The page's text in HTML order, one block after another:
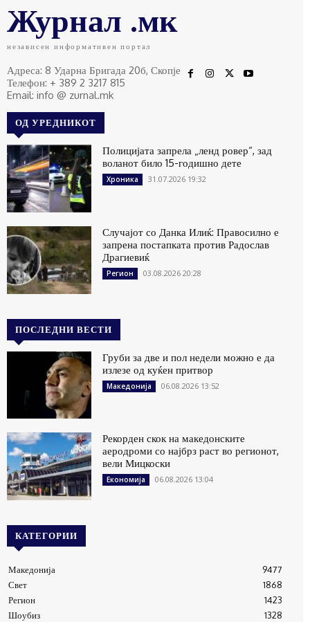
Журнал .мк
независен информативен портал
Адреса: 8 Ударна Бригада 20б, Скопје
Телефон: + 389 2 3217 815
Email: info @ zurnal.mk
ОД УРЕДНИКОТ
Полицијата запрела „ленд ровер“, зад
воланот било 15-годишно дете
Хроника 31.07.2026 19:32
Случајот со Данка Илиќ: Правосилно е
запрена постапката против Радослав
Драгиевиќ
Регион 03.08.2026 20:28
ПОСЛЕДНИ ВЕСТИ
Груби за две и пол недели можно е да
излезе од куќен притвор
Македонија 06.08.2026 13:52
Рекорден скок на македонските
аеродроми со најбрз раст во регионот,
вели Мицкоски
Економија 06.08.2026 13:04
КАТЕГОРИИ
Македонија
9477
Свет
1868
Регион
1423
Шоубиз
1328